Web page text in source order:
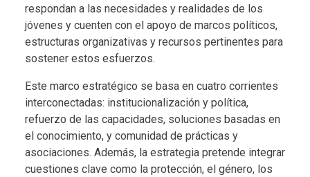
respondan a las necesidades y realidades de los
jóvenes y cuenten con el apoyo de marcos políticos,
estructuras organizativas y recursos pertinentes para
sostener estos esfuerzos.
Este marco estratégico se basa en cuatro corrientes
interconectadas: institucionalización y política,
refuerzo de las capacidades, soluciones basadas en
el conocimiento, y comunidad de prácticas y
asociaciones. Además, la estrategia pretende integrar
cuestiones clave como la protección, el género, los